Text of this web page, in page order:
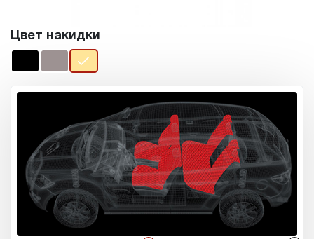
Цвет накидки